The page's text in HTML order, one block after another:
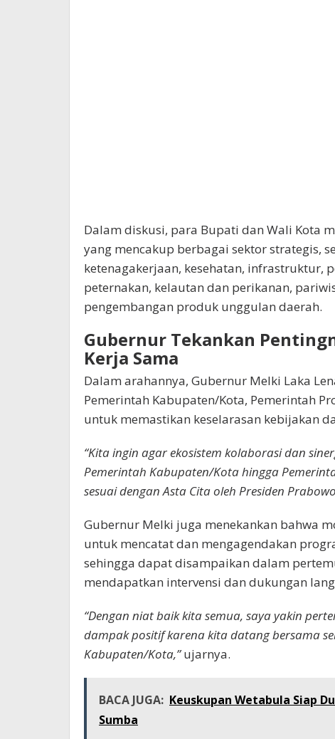
Dalam diskusi, para Bupati dan Wali Kota
yang mencakup berbagai sektor strategis,
ketenagakerjaan, kesehatan, infrastruktur,
peternakan, kelautan dan perikanan,
pengembangan produk unggulan daerah.
Gubernur Tekankan
Kerja Sama
Dalam arahannya, Gubernur Melki Laka
Pemerintah Kabupaten/Kota, Pemerintah
untuk memastikan keselarasan kebijakan
“Kita ingin agar ekosistem kolaborasi dan
Pemerintah Kabupaten/Kota hingga
sesuai dengan Asta Cita oleh Presiden
Gubernur Melki juga menekankan bahwa
untuk mencatat dan mengagendakan
sehingga dapat disampaikan dalam
mendapatkan intervensi dan dukungan
“Dengan niat baik kita semua, saya yakin
dampak positif karena kita datang bersama
Kabupaten/Kota,”ujarnya.
BACA JUGA: Keuskupan Wetabula Siap
Sumba